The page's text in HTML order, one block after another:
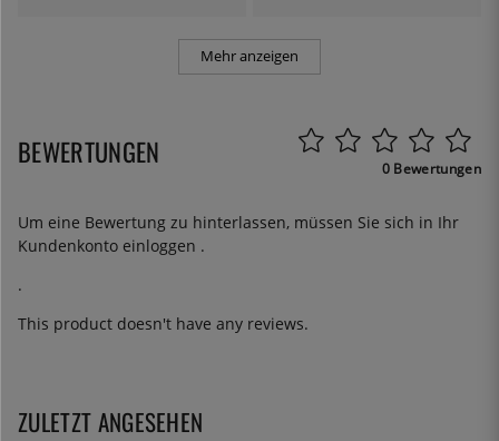
Mehr anzeigen
BEWERTUNGEN 0 Bewertungen
Um eine Bewertung zu hinterlassen, müssen Sie sich in Ihr
Kundenkonto einloggen .
.
This product doesn't have any reviews.
ZULETZT ANGESEHEN